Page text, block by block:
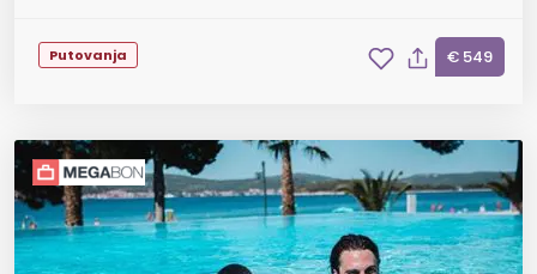
Putovanja € 549